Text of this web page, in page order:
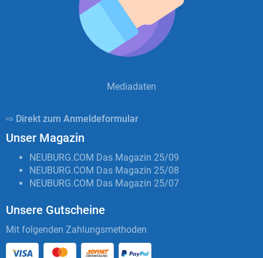
Mediadaten
⇨ Direkt zum Anmeldeformular
Unser Magazin
NEUBURG.COM Das Magazin 25/09
NEUBURG.COM Das Magazin 25/08
NEUBURG.COM Das Magazin 25/07
Unsere Gutscheine
Mit folgenden Zahlungsmethoden